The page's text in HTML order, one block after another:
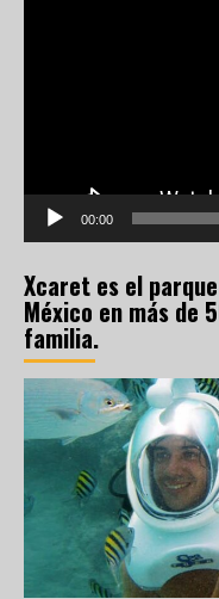
00:00
Xcaret es el
México en más de
familia.